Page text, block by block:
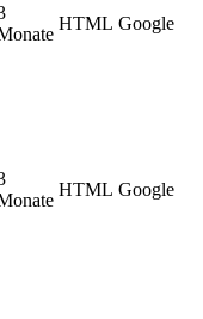
HTML Google
HTML Google